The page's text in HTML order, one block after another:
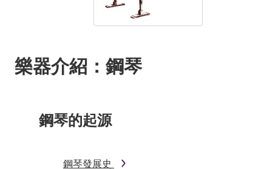
樂器介紹：鋼琴
鋼琴的起源
鋼琴發展史